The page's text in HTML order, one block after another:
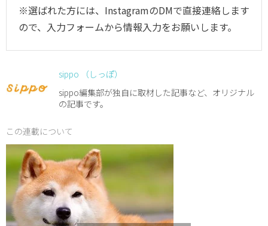
※選ばれた方には、InstagramのDMで直接連絡します
ので、入力フォームから情報入力をお願いします。
sippo （しっぽ）
sippo編集部が独自に取材した記事など、オリジナル
の記事です。
この連載について